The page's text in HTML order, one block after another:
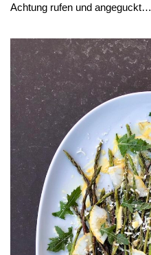
Achtung rufen und angeguckt…